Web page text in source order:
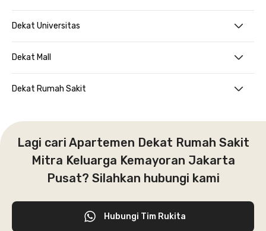
Dekat Universitas
Dekat Mall
Dekat Rumah Sakit
Lagi cari Apartemen Dekat Rumah Sakit
Mitra Keluarga Kemayoran Jakarta
Pusat? Silahkan hubungi kami
Hubungi Tim Rukita